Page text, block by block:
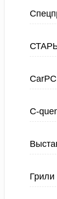
CarPC
C-
Грили